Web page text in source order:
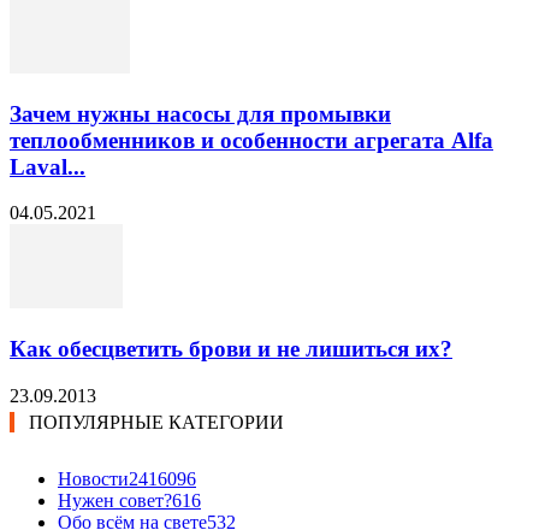
Зачем нужны насосы для промывки
теплообменников и особенности агрегата Alfa
Laval...
04.05.2021
Как обесцветить брови и не лишиться их?
23.09.2013
ПОПУЛЯРНЫЕ КАТЕГОРИИ
Новости2416096
Нужен совет?616
Обо всём на свете532